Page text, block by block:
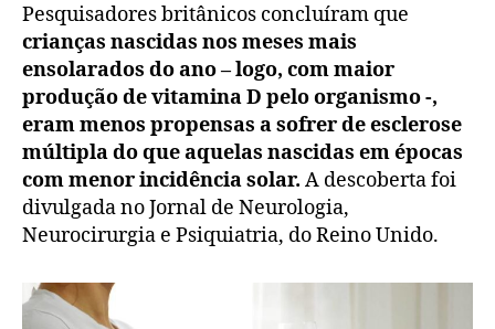
Pesquisadores britânicos concluíram que
crianças nascidas nos meses mais
ensolarados do ano – logo, com maior
produção de vitamina D pelo organismo -,
eram menos propensas a sofrer de esclerose
múltipla do que aquelas nascidas em épocas
com menor incidência solar. A descoberta foi
divulgada no Jornal de Neurologia,
Neurocirurgia e Psiquiatria, do Reino Unido.